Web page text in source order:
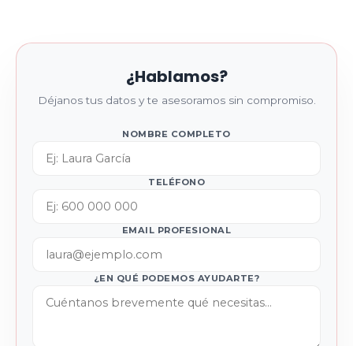
¿Hablamos?
Déjanos tus datos y te asesoramos sin compromiso.
NOMBRE COMPLETO
TELÉFONO
EMAIL PROFESIONAL
¿EN QUÉ PODEMOS AYUDARTE?